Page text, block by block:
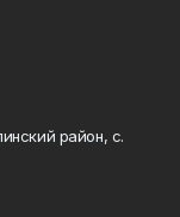
район, с.